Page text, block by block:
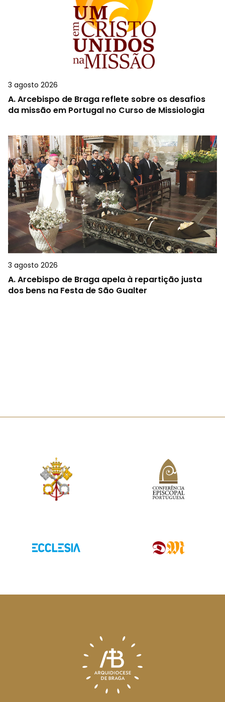
3 agosto 2026
A.Arcebispo de Braga reflete sobre os desafios
da missão em Portugal no Curso de Missiologia
3 agosto 2026
A.Arcebispo de Braga apela à repartição justa
dos bens na Festa de São Gualter